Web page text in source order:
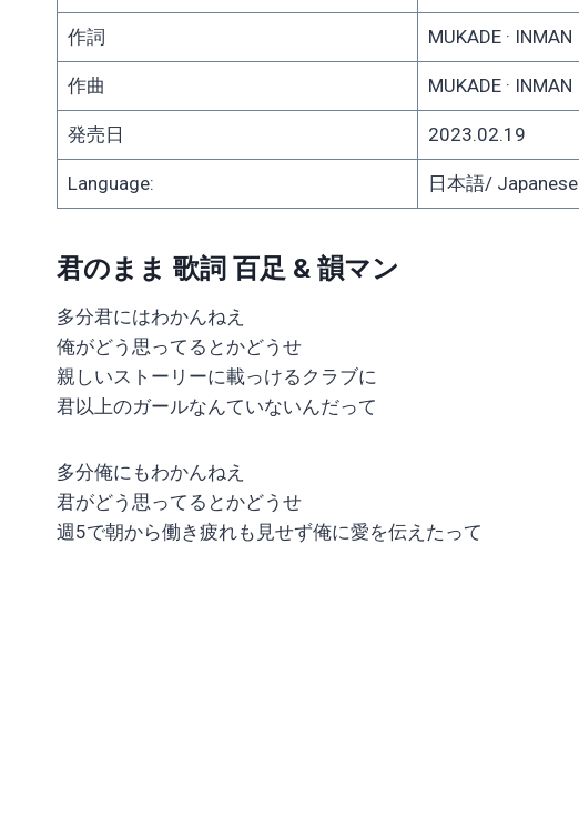
作詞 MUKADE · INMAN
作曲 MUKADE · INMAN
発売日 2023.02.19
Language: 日本語/ Japanese
君のまま 歌詞 百足 & 韻マン
多分君にはわかんねえ
俺がどう思ってるとかどうせ
親しいストーリーに載っけるクラブに
君以上のガールなんていないんだって
多分俺にもわかんねえ
君がどう思ってるとかどうせ
週5で朝から働き疲れも見せず俺に愛を伝えたって